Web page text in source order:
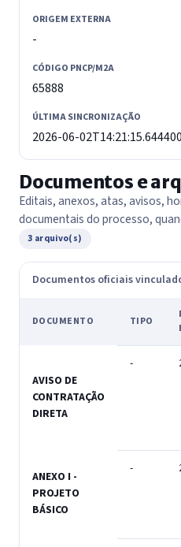
ORIGEM EXTERNA
-
CÓDIGO PNCP/M2A
65888
ÚLTIMA SINCRONIZAÇÃO
2026-06-
Documentos e
Editais, anexos, atas, avisos,
documentais do processo,
3 arquivo(s)
Documentos oficiais
DOCUMENTO TIPO
AVISO DE
CONTRATAÇÃO
DIRETA
-
ANEXO I -
PROJETO
BÁSICO
-